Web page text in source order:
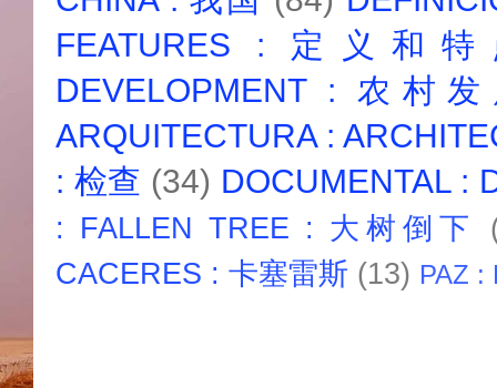
FEATURES : 定义和
DEVELOPMENT : 农村
ARQUITECTURA :
: 检查 (34) DOCUMENTAL :
: FALLEN TREE : 大树倒下
CACERES : 卡塞雷斯 (13) PAZ :